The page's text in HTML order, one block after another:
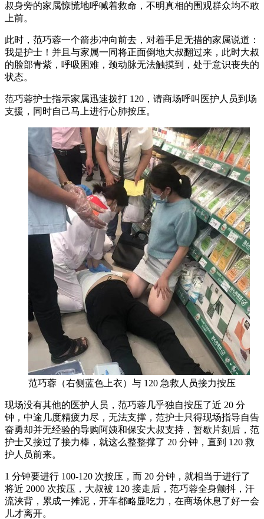
叔身旁的家属惊慌地呼喊着救命，不明真相的围观群众均不敢
上前。
此时，范巧蓉一个箭步冲向前去，对着手足无措的家属说道：
我是护士！并且与家属一同将正面倒地大叔翻过来，此时大叔
的脸部青紫，呼吸困难，颈动脉无法触摸到，处于意识丧失的
状态。
范巧蓉护士指示家属迅速拨打 120，请商场呼叫医护人员到场
支援，同时自己马上进行心肺按压。
范巧蓉（右侧蓝色上衣）与 120 急救人员接力按压
现场没有其他的医护人员，范巧蓉几乎独自按压了近 20 分
钟，中途几度精疲力尽，无法支撑，范护士只得现场指导自告
奋勇却并无经验的导购阿姨和保安大叔支持，暂歇片刻后，范
护士又接过了接力棒，就这么整整撑了 20 分钟，直到 120 救
护人员前来。
1 分钟要进行 100-120 次按压，而 20 分钟，就相当于进行了
将近 2000 次按压，大叔被 120 接走后，范巧蓉全身颤抖，汗
流浃背，累成一摊泥，开车都略显吃力，在商场休息了好一会
儿才离开。